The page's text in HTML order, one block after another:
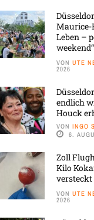
Maurice-
Leben –
weekend“
VON UTE
2026
endlich
Houck
VON INGO
6.
Zoll
Kilo
versteckt
VON UTE
2026